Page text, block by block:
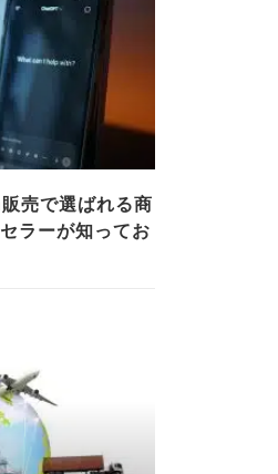
売で選ばれる商
ラーが知ってお